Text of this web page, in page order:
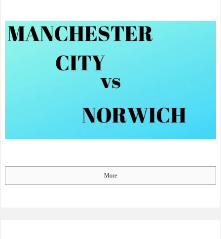
達成！ジャーメインのゴー
ルを守り切る！
ping with Success and Failure
海外サッカー、引退する
ような年齢のおっさんが無
More